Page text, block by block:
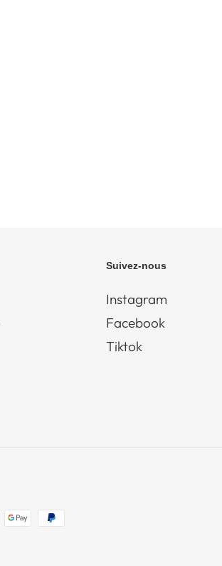
Suivez-nous
Instagram
Facebook
Tiktok